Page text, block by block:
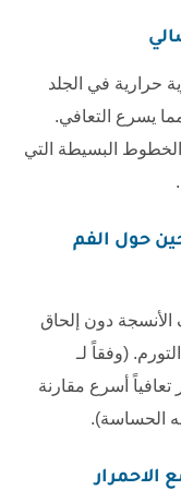
حرارية في الجلد
يسرع التعافي.
البسيطة التي
حول الفم
الأنسجة دون إلحاق
(وفقاً لـ
تعافياً أسرع مقارنة
الحساسة).
الاحمرار